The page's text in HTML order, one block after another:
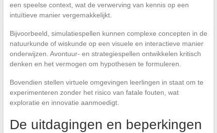
een speelse context, wat de verwerving van kennis op een
intuïtieve manier vergemakkelijkt.
Bijvoorbeeld, simulatiespellen kunnen complexe concepten in de
natuurkunde of wiskunde op een visuele en interactieve manier
onderwijzen. Avontuur- en strategiespellen ontwikkelen kritisch
denken en het vermogen om hypothesen te formuleren.
Bovendien stellen virtuele omgevingen leerlingen in staat om te
experimenteren zonder het risico van fatale fouten, wat
exploratie en innovatie aanmoedigt.
De uitdagingen en beperkingen